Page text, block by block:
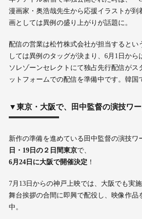
漫画家・奥浩哉先生から応援イラストが到
画としては異例の盛り上がりが話題に。
配信の営業は松竹株式会社が担当するとい
しては異例のタッグが決まり、6月1日から
ソレゾーンセレクトにて独占先行配信がス
ットフォームでの配信を準備中です。韓国
▼東京・大阪で、田中監督の演技ワ
新作の準備を進めている田中監督の演技ワ
日・19日の２日間東京で、
6月24日に大阪で開催決定 ！
7月13日からの神戸上映では、大阪でも実
舞台挨拶の合間に即興で配役し、映像作品
中。